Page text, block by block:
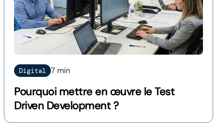
Digital 7 min
Pourquoi mettre en œuvre le Test
Driven Development ?